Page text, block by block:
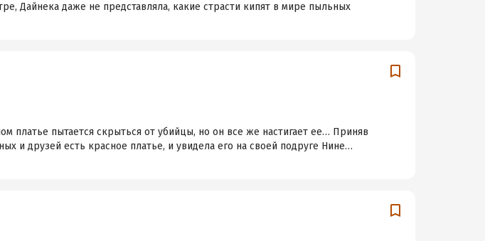
Дайнека даже не представляла, какие страсти кипят в мире пыльных
платье пытается скрыться от убийцы, но он все же настигает ее… Приняв
и друзей есть красное платье, и увидела его на своей подруге Нине…